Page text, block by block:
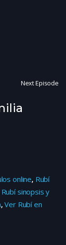
Next Episode
online, Rubí
Rubí sinopsis y
,Ver Rubí en